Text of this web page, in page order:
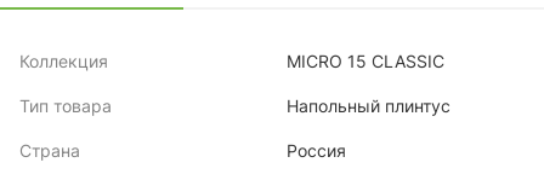
Коллекция MICRO 15 CLASSIC
Тип товара Напольный плинтус
Страна Россия